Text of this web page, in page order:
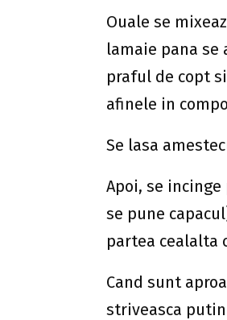
Ouale se
lamaie pana se
praful de copt
afinele in
Se lasa
Apoi, se incinge
se pune
partea cealalta
Cand sunt
striveasca